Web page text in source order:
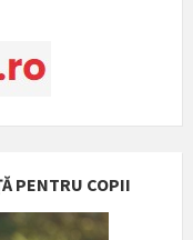
PENTRU COPII